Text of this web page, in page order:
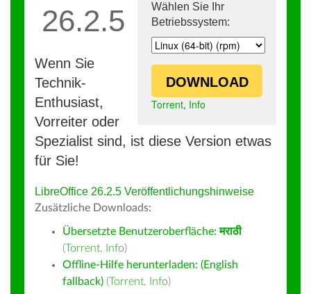
Wählen Sie Ihr
Betriebssystem:
DOWNLOAD
Torrent, Info
26.2.5
Wenn Sie
Technik-
Enthusiast,
Vorreiter oder
Spezialist sind, ist diese Version etwas
für Sie!
LibreOffice 26.2.5 Veröffentlichungshinweise
Zusätzliche Downloads:
Übersetzte Benutzeroberfläche:मराठी
(Torrent, Info)
Offline-Hilfe herunterladen: (English
fallback) (Torrent, Info)